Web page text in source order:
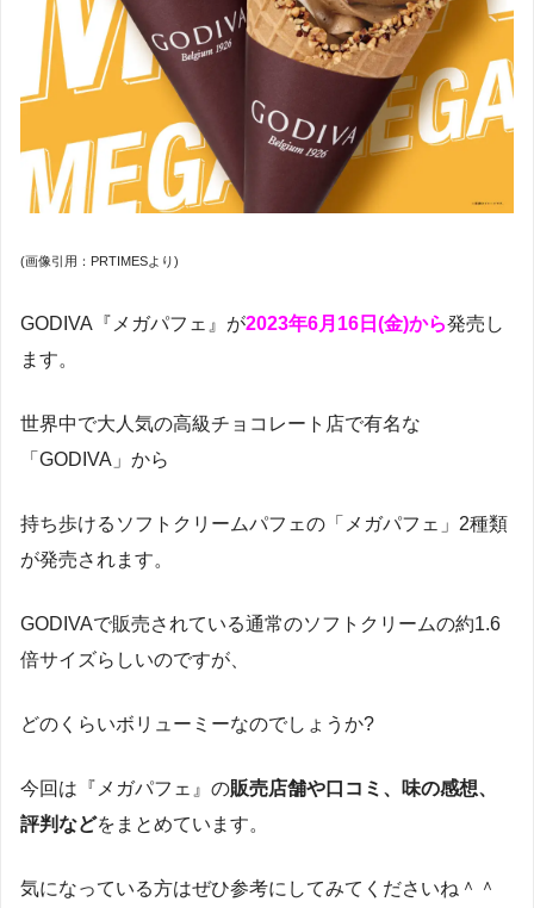
(画像引用：PRTIMESより)
GODIVA『メガパフェ』が2023年6月16日(金)から発売し
ます。
世界中で大人気の高級チョコレート店で有名な
「GODIVA」から
持ち歩けるソフトクリームパフェの「メガパフェ」2種類
が発売されます。
GODIVAで販売されている通常のソフトクリームの約1.6
倍サイズらしいのですが、
どのくらいボリューミーなのでしょうか?
今回は『メガパフェ』の販売店舗や口コミ、味の感想、
評判などをまとめています。
気になっている方はぜひ参考にしてみてくださいね＾＾